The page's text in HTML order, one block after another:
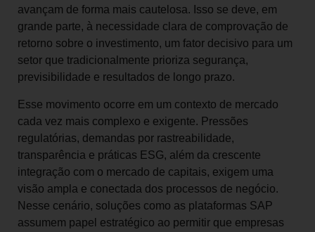
avançam de forma mais cautelosa. Isso se deve, em
grande parte, à necessidade clara de comprovação de
retorno sobre o investimento, um fator decisivo para um
setor que tradicionalmente prioriza segurança,
previsibilidade e resultados de longo prazo.
Esse movimento ocorre em um contexto de mercado
cada vez mais complexo e exigente. Pressões
regulatórias, demandas por rastreabilidade,
transparência e práticas ESG, além da crescente
integração com o mercado de capitais, exigem uma
visão ampla e conectada dos processos de negócio.
Nesse cenário, soluções como as plataformas SAP
assumem papel estratégico ao permitir que empresas